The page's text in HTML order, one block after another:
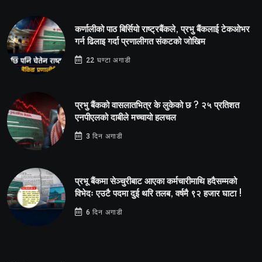
कर्णालीको पाठ बिर्सियो राष्ट्रबैंकले, प्रभु बैंकलाई टेकओभर
गर्न ढिलाइ गर्दा प्रणालीगत संकटको जोखिम
22 घण्टा अगाडी
प्रभु बैंकको वासलातभित्र के लुकेको छ ? २५ प्रतिशत
एनपीएलको दाबीले मच्चायो हलचल
3 दिन अगाडी
प्रभू बैंकमा सेञ्चुरीबाट आएका कर्मचारीमाथि हदैसम्मको
विभेदः एउटै पदमा दुई थरि तलब, वर्षमै ९२ हजार घाटा !
6 दिन अगाडी